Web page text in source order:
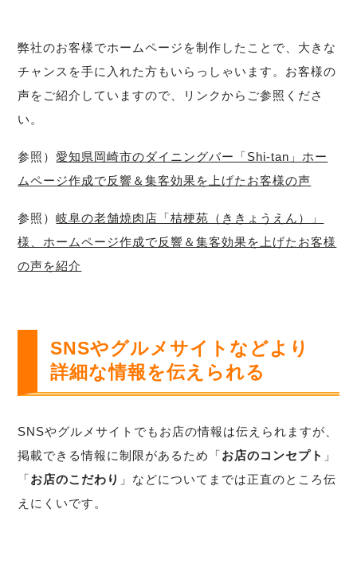
弊社のお客様でホームページを制作したことで、大きな
チャンスを手に入れた方もいらっしゃいます。お客様の
声をご紹介していますので、リンクからご参照くださ
い。
参照）愛知県岡崎市のダイニングバー「Shi-tan」ホー
ムページ作成で反響＆集客効果を上げたお客様の声
参照）岐阜の老舗焼肉店「桔梗苑（ききょうえん）」
様、ホームページ作成で反響＆集客効果を上げたお客様
の声を紹介
SNSやグルメサイトなどより
詳細な情報を伝えられる
SNSやグルメサイトでもお店の情報は伝えられますが、
掲載できる情報に制限があるため「お店のコンセプト 」
「お店のこだわり 」などについてまでは正直のところ伝
えにくいです。